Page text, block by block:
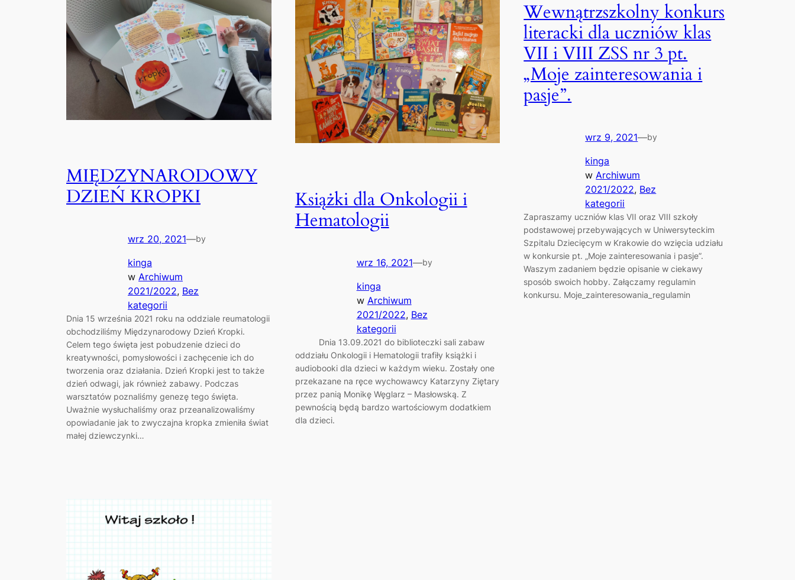
MIĘDZYNARODOWY
DZIEŃ KROPKI
wrz 20, 2021—by
kinga
w Archiwum
2021/2022, Bez
kategorii
Dnia 15 września 2021 roku na oddziale reumatologii
obchodziliśmy Międzynarodowy Dzień Kropki.
Celem tego święta jest pobudzenie dzieci do
kreatywności, pomysłowości i zachęcenie ich do
tworzenia oraz działania. Dzień Kropki jest to także
dzień odwagi, jak również zabawy. Podczas
warsztatów poznaliśmy genezę tego święta.
Uważnie wysłuchaliśmy oraz przeanalizowaliśmy
opowiadanie jak to zwyczajna kropka zmieniła świat
małej dziewczynki…
Książki dla Onkologii i
Hematologii
wrz 16, 2021—by
kinga
w Archiwum
2021/2022, Bez
kategorii
Dnia 13.09.2021 do biblioteczki sali zabaw
oddziału Onkologii i Hematologii trafiły książki i
audiobooki dla dzieci w każdym wieku. Zostały one
przekazane na ręce wychowawcy Katarzyny Ziętary
przez panią Monikę Węglarz – Masłowską. Z
pewnością będą bardzo wartościowym dodatkiem
dla dzieci.
Wewnątrzszkolny konkurs
literacki dla uczniów klas
VII i VIII ZSS nr 3 pt.
„Moje zainteresowania i
pasje”.
wrz 9, 2021—by
kinga
w Archiwum
2021/2022, Bez
kategorii
Zapraszamy uczniów klas VII oraz VIII szkoły
podstawowej przebywających w Uniwersyteckim
Szpitalu Dziecięcym w Krakowie do wzięcia udziału
w konkursie pt. „Moje zainteresowania i pasje”.
Waszym zadaniem będzie opisanie w ciekawy
sposób swoich hobby. Załączamy regulamin
konkursu. Moje_zainteresowania_regulamin